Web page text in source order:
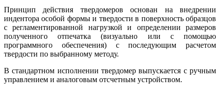
Принцип действия твердомеров основан на внедрении
индентора особой формы и твердости в поверхность образцов
с регламентированной нагрузкой и определении размеров
полученного отпечатка (визуально или с помощью
программного обеспечения) с последующим расчетом
твердости по выбранному методу.
В стандартном исполнении твердомер выпускается с ручным
управлением и аналоговым отсчетным устройством.